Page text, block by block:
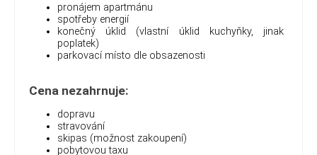
pronájem apartmánu
spotřeby energií
konečný úklid (vlastní úklid kuchyňky, jinak
poplatek)
parkovací místo dle obsazenosti
Cena nezahrnuje:
dopravu
stravování
skipas (možnost zakoupení)
pobytovou taxu